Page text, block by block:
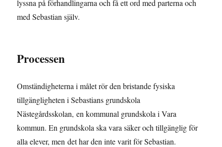
lyssna på förhandlingarna och få ett ord med parterna och
med Sebastian själv.
Processen
Omständigheterna i målet rör den bristande fysiska
tillgängligheten i Sebastians grundskola
Nästegårdsskolan, en kommunal grundskola i Vara
kommun. En grundskola ska vara säker och tillgänglig för
alla elever, men det har den inte varit för Sebastian.